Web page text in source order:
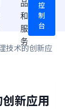
品
和
服
务
控
制
台
技术的创新应
新应用